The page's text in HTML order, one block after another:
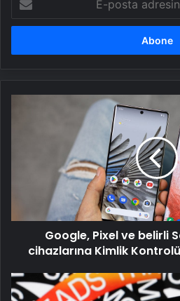
posta
adresinizi
cihazlarına
Kontrolü
özelliğini
getiriyor
Google, Pixel ve belirli
cihazlarına Kimlik
Kullanıcılar
tepkili: